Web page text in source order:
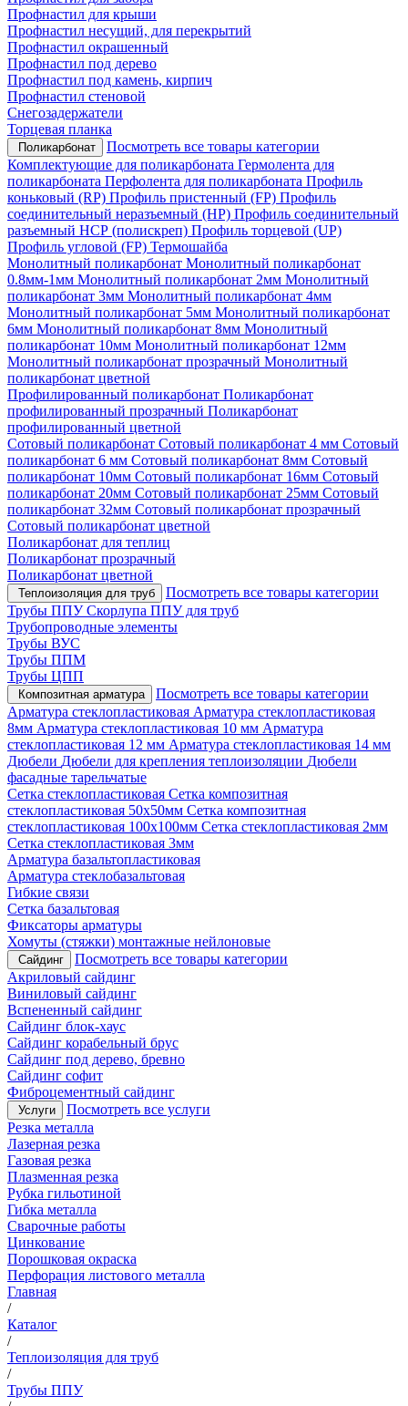
Профнастил для крыши
Профнастил несущий, для перекрытий
Профнастил окрашенный
Профнастил под дерево
Профнастил под камень, кирпич
Профнастил стеновой
Снегозадержатели
Торцевая планка
Поликарбонат
Посмотреть все товары категории
Комплектующие для поликарбоната Гермолента для
поликарбоната Перфолента для поликарбоната Профиль
коньковый (RP) Профиль пристенный (FP) Профиль
соединительный неразъемный (НР) Профиль соединительный
разъемный НСР (полискреп) Профиль торцевой (UP)
Профиль угловой (FP) Термошайба
Монолитный поликарбонат Монолитный поликарбонат
0.8мм-1мм Монолитный поликарбонат 2мм Монолитный
поликарбонат 3мм Монолитный поликарбонат 4мм
Монолитный поликарбонат 5мм Монолитный поликарбонат
6мм Монолитный поликарбонат 8мм Монолитный
поликарбонат 10мм Монолитный поликарбонат 12мм
Монолитный поликарбонат прозрачный Монолитный
поликарбонат цветной
Профилированный поликарбонат Поликарбонат
профилированный прозрачный Поликарбонат
профилированный цветной
Сотовый поликарбонат Сотовый поликарбонат 4 мм Сотовый
поликарбонат 6 мм Сотовый поликарбонат 8мм Сотовый
поликарбонат 10мм Сотовый поликарбонат 16мм Сотовый
поликарбонат 20мм Сотовый поликарбонат 25мм Сотовый
поликарбонат 32мм Сотовый поликарбонат прозрачный
Сотовый поликарбонат цветной
Поликарбонат для теплиц
Поликарбонат прозрачный
Поликарбонат цветной
Теплоизоляция для труб
Посмотреть все товары категории
Трубы ППУСкорлупа ППУ для труб
Трубопроводные элементы
Трубы ВУС
Трубы ППМ
Трубы ЦПП
Композитная арматура
Посмотреть все товары категории
Арматура стеклопластиковая Арматура стеклопластиковая
8мм Арматура стеклопластиковая 10 мм Арматура
стеклопластиковая 12 мм Арматура стеклопластиковая 14 мм
Дюбели Дюбели для крепления теплоизоляции Дюбели
фасадные тарельчатые
Сетка стеклопластиковая Сетка композитная
стеклопластиковая 50х50мм Сетка композитная
стеклопластиковая 100х100мм Сетка стеклопластиковая 2мм
Сетка стеклопластиковая 3мм
Арматура базальтопластиковая
Арматура стеклобазальтовая
Гибкие связи
Сетка базальтовая
Фиксаторы арматуры
Хомуты (стяжки) монтажные нейлоновые
Сайдинг
Посмотреть все товары категории
Акриловый сайдинг
Виниловый сайдинг
Вспененный сайдинг
Сайдинг блок-хаус
Сайдинг корабельный брус
Сайдинг под дерево, бревно
Сайдинг софит
Фиброцементный сайдинг
Услуги
Посмотреть все услуги
Резка металла
Лазерная резка
Газовая резка
Плазменная резка
Рубка гильотиной
Гибка металла
Сварочные работы
Цинкование
Порошковая окраска
Перфорация листового металла
Главная
/
Каталог
/
Теплоизоляция для труб
/
Трубы ППУ